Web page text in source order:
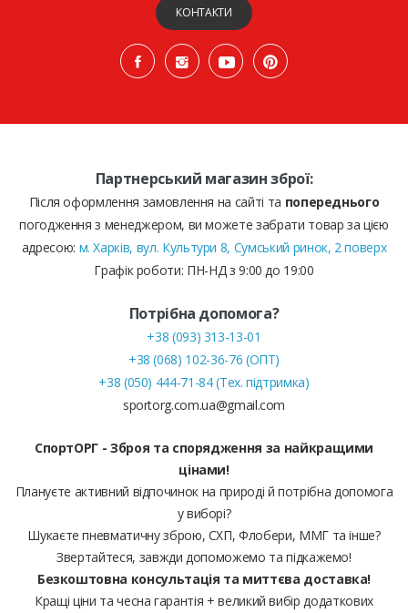
КОНТАКТИ
Партнерський магазин зброї:
Після оформлення замовлення на сайті та попереднього
погодження з менеджером, ви можете забрати товар за цією
адресою: м. Харків, вул. Культури 8, Сумський ринок, 2 поверх
Графік роботи: ПН-НД з 9:00 до 19:00
Потрібна допомога?
+38 (093) 313-13-01
+38 (068) 102-36-76 (ОПТ)
+38 (050) 444-71-84 (Тех. підтримка)
sportorg.com.ua@gmail.com
СпортОРГ - Зброя та спорядження за найкращими
цінами!
Плануєте активний відпочинок на природі й потрібна допомога
у виборі?
Шукаєте пневматичну зброю, СХП, Флобери, ММГ та інше?
Звертайтеся, завжди допоможемо та підкажемо!
Безкоштовна консультація та миттєва доставка!
Кращі ціни та чесна гарантія + великий вибір додаткових